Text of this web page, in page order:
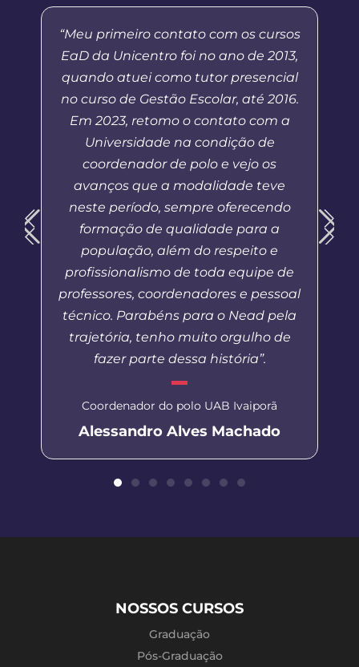
“Meu primeiro contato com os cursos
EaD da Unicentro foi no ano de 2013,
quando atuei como tutor presencial
no curso de Gestão Escolar, até 2016.
Em 2023, retomo o contato com a
Universidade na condição de
coordenador de polo e vejo os
avanços que a modalidade teve
neste período, sempre oferecendo
formação de qualidade para a
população, além do respeito e
profissionalismo de toda equipe de
professores, coordenadores e pessoal
técnico. Parabéns para o Nead pela
trajetória, tenho muito orgulho de
fazer parte dessa história”.
Coordenador do polo UAB Ivaiporã
Alessandro Alves Machado
NOSSOS CURSOS
Graduação
Pós-Graduação